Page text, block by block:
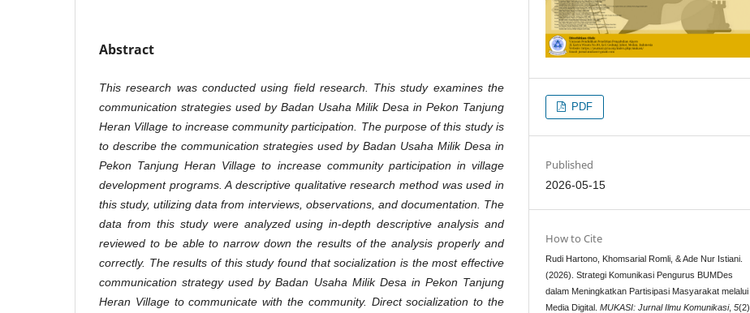
Abstract
This research was conducted using field research. This study examines the
communication strategies used by Badan Usaha Milik Desa in Pekon Tanjung
Heran Village to increase community participation. The purpose of this study is
to describe the communication strategies used by Badan Usaha Milik Desa in
Pekon Tanjung Heran Village to increase community participation in village
development programs. A descriptive qualitative research method was used in
this study, utilizing data from interviews, observations, and documentation. The
data from this study were analyzed using in-depth descriptive analysis and
reviewed to be able to narrow down the results of the analysis properly and
correctly. The results of this study found that socialization is the most effective
communication strategy used by Badan Usaha Milik Desa in Pekon Tanjung
Heran Village to communicate with the community. Direct socialization to the
PDF
Published
2026-05-15
How to Cite
Rudi Hartono, Khomsarial Romli, & Ade Nur Istiani.
(2026). Strategi Komunikasi Pengurus BUMDes
dalam Meningkatkan Partisipasi Masyarakat melalui
Media Digital.MUKASI: Jurnal Ilmu Komunikasi,5(2),